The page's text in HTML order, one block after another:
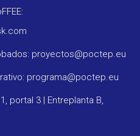
proyectos@poctep.eu
programa@poctep.eu
portal 3 | Entreplanta B,